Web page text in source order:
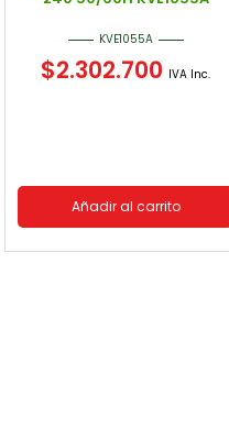
KVE1055A
$2.302.700 IVA Inc.
Añadir al carrito